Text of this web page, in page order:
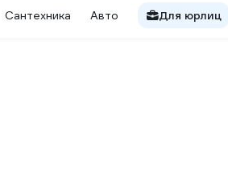
Сантехника Авто Для юрлиц